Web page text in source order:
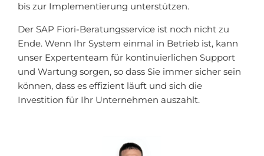
bis zur Implementierung unterstützen.
Der SAP Fiori-Beratungsservice ist noch nicht zu
Ende. Wenn Ihr System einmal in Betrieb ist, kann
unser Expertenteam für kontinuierlichen Support
und Wartung sorgen, so dass Sie immer sicher sein
können, dass es effizient läuft und sich die
Investition für Ihr Unternehmen auszahlt.